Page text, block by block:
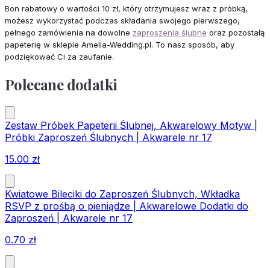
Bon rabatowy o wartości 10 zł, który otrzymujesz wraz z próbką,
możesz wykorzystać podczas składania swojego pierwszego,
pełnego zamówienia na dowolne zaproszenia ślubne oraz pozostałą
papeterię w sklepie Amelia-Wedding.pl. To nasz sposób, aby
podziękować Ci za zaufanie.
Polecane dodatki
Zestaw Próbek Papeterii Ślubnej, Akwarelowy Motyw |
Próbki Zaproszeń Ślubnych | Akwarele nr 17
15.00 zł
Kwiatowe Bileciki do Zaproszeń Ślubnych, Wkładka
RSVP z prośbą o pieniądze | Akwarelowe Dodatki do
Zaproszeń | Akwarele nr 17
0.70 zł